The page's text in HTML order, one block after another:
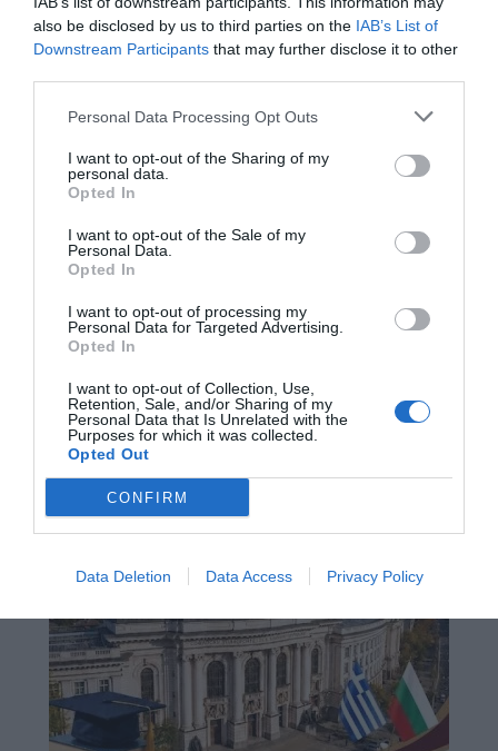
also be disclosed by us to third parties on the IAB’s List of
Downstream Participants that may further disclose it to other
Personal Data Processing Opt Outs
I want to opt-out of the Sharing of my
personal data.
Opted In
I want to opt-out of the Sale of my
Personal Data.
Opted In
I want to opt-out of processing my
Personal Data for Targeted Advertising.
Opted In
I want to opt-out of Collection, Use,
Retention, Sale, and/or Sharing of my
Personal Data that Is Unrelated with the
Purposes for which it was collected.
Opted Out
CONFIRM
Data Deletion Data Access Privacy Policy